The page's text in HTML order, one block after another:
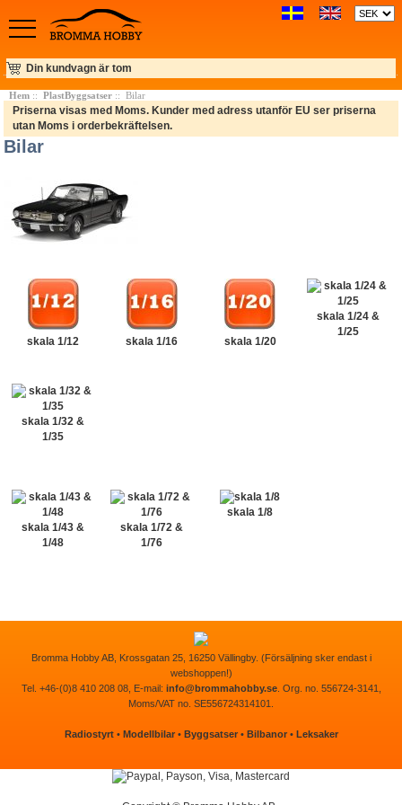
Din kundvagn är tom
Hem:: PlastByggsatser:: Bilar
Priserna visas med Moms. Kunder med adress utanför EU ser priserna
utan Moms i orderbekräftelsen.
Bilar
skala 1/12 skala 1/16 skala 1/20
skala 1/24 &
1/25
skala 1/32 &
1/35
skala 1/43 &
1/48
skala 1/72 &
1/76
skala 1/8
Bromma Hobby AB, Krossgatan 25, 16250 Vällingby. (Försäljning sker endast i
webshoppen!)
Tel. +46-(0)8 410 208 08, E-mail: info@brommahobby.se. Org. no. 556724-3141,
Moms/VAT no. SE556724314101.
Radiostyrt• Modellbilar• Byggsatser• Bilbanor• Leksaker